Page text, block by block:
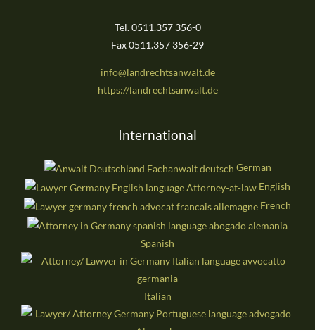
Tel. 0511.357 356-0
Fax 0511.357 356-29
info@landrechtsanwalt.de
https://landrechtsanwalt.de
International
German
English
French
Spanish
Italian